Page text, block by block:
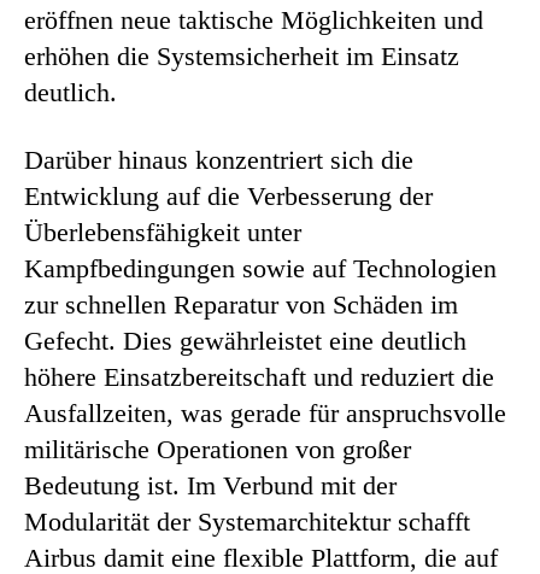
eröffnen neue taktische Möglichkeiten und
erhöhen die Systemsicherheit im Einsatz
deutlich.
Darüber hinaus konzentriert sich die
Entwicklung auf die Verbesserung der
Überlebensfähigkeit unter
Kampfbedingungen sowie auf Technologien
zur schnellen Reparatur von Schäden im
Gefecht. Dies gewährleistet eine deutlich
höhere Einsatzbereitschaft und reduziert die
Ausfallzeiten, was gerade für anspruchsvolle
militärische Operationen von großer
Bedeutung ist. Im Verbund mit der
Modularität der Systemarchitektur schafft
Airbus damit eine flexible Plattform, die auf